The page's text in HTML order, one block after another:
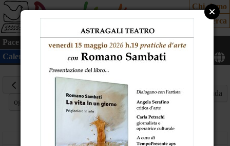
Chi siamo
Cerca
Pace Cultura Mondo Cittadinanza attiva
Ecologia
Calendario
Mappa
oggi
15
Maggio
2026
Mese Settimana Giorno Agenda
venerdì